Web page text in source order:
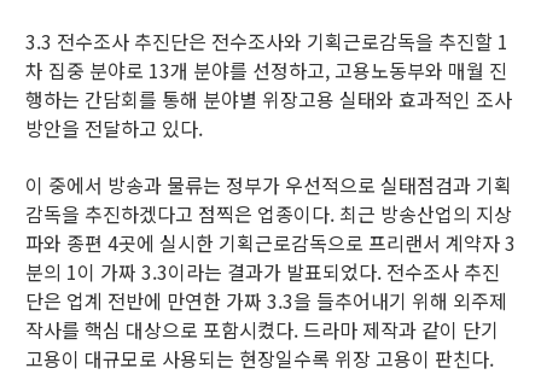
3.3 전수조사 추진단은 전수조사와 기획근로감독을 추진할 1
차 집중 분야로 13개 분야를 선정하고, 고용노동부와 매월 진
행하는 간담회를 통해 분야별 위장고용 실태와 효과적인 조사
방안을 전달하고 있다.
이 중에서 방송과 물류는 정부가 우선적으로 실태점검과 기획
감독을 추진하겠다고 점찍은 업종이다. 최근 방송산업의 지상
파와 종편 4곳에 실시한 기획근로감독으로 프리랜서 계약자 3
분의 1이 가짜 3.3이라는 결과가 발표되었다. 전수조사 추진
단은 업계 전반에 만연한 가짜 3.3을 들추어내기 위해 외주제
작사를 핵심 대상으로 포함시켰다. 드라마 제작과 같이 단기
고용이 대규모로 사용되는 현장일수록 위장 고용이 판친다.